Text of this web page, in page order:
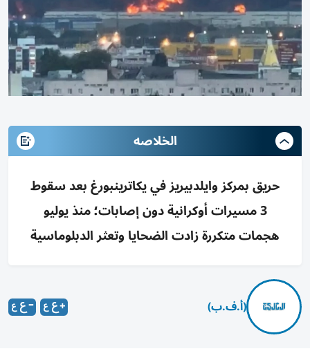
الخلاصه
حريق بمركز وايلدبيريز في يكاترينبورغ بعد سقوط
3 مسيرات أوكرانية دون إصابات؛ منذ يوليو
هجمات متكررة زادت الضحايا وتعثر الدبلوماسية
(أ.ف.ب)